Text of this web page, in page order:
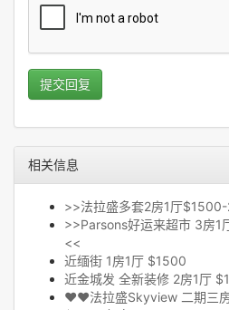
提交回复
相关信息
>>法拉盛多套2房1厅
>>Parsons好运来超市 3房
<<
近缅街 1房1厅 $1500
近金城发 全新装修 2房1厅
❤❤法拉盛Skyview 二期三